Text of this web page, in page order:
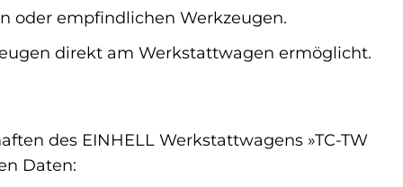
oder empfindlichen Werkzeugen.
direkt am Werkstattwagen ermöglicht.
des EINHELL Werkstattwagens »TC-TW
Daten: